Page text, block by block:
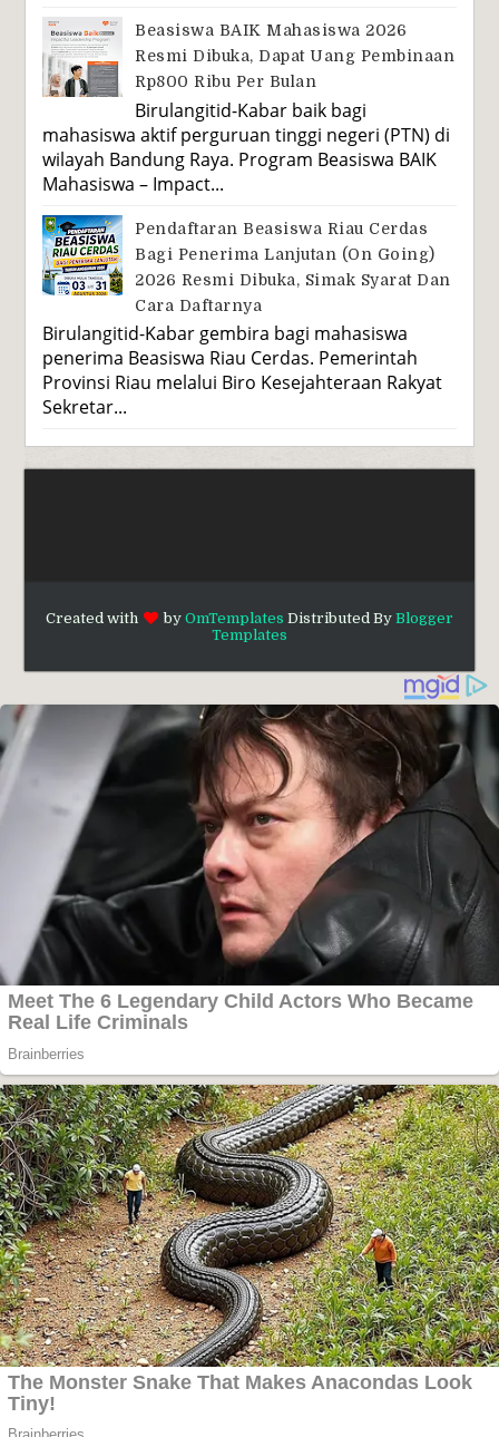
Beasiswa BAIK Mahasiswa 2026
Resmi Dibuka, Dapat Uang Pembinaan
Rp800 Ribu Per Bulan
Birulangitid-Kabar baik bagi
mahasiswa aktif perguruan tinggi negeri (PTN) di
wilayah Bandung Raya. Program Beasiswa BAIK
Mahasiswa – Impact...
Pendaftaran Beasiswa Riau Cerdas
Bagi Penerima Lanjutan (On Going)
2026 Resmi Dibuka, Simak Syarat Dan
Cara Daftarnya
Birulangitid-Kabar gembira bagi mahasiswa
penerima Beasiswa Riau Cerdas. Pemerintah
Provinsi Riau melalui Biro Kesejahteraan Rakyat
Sekretar...
Created with by OmTemplates Distributed By Blogger
Templates